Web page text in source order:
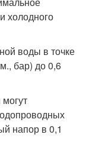
холодного
воды в точке
бар) до 0,6
напор в 0,1